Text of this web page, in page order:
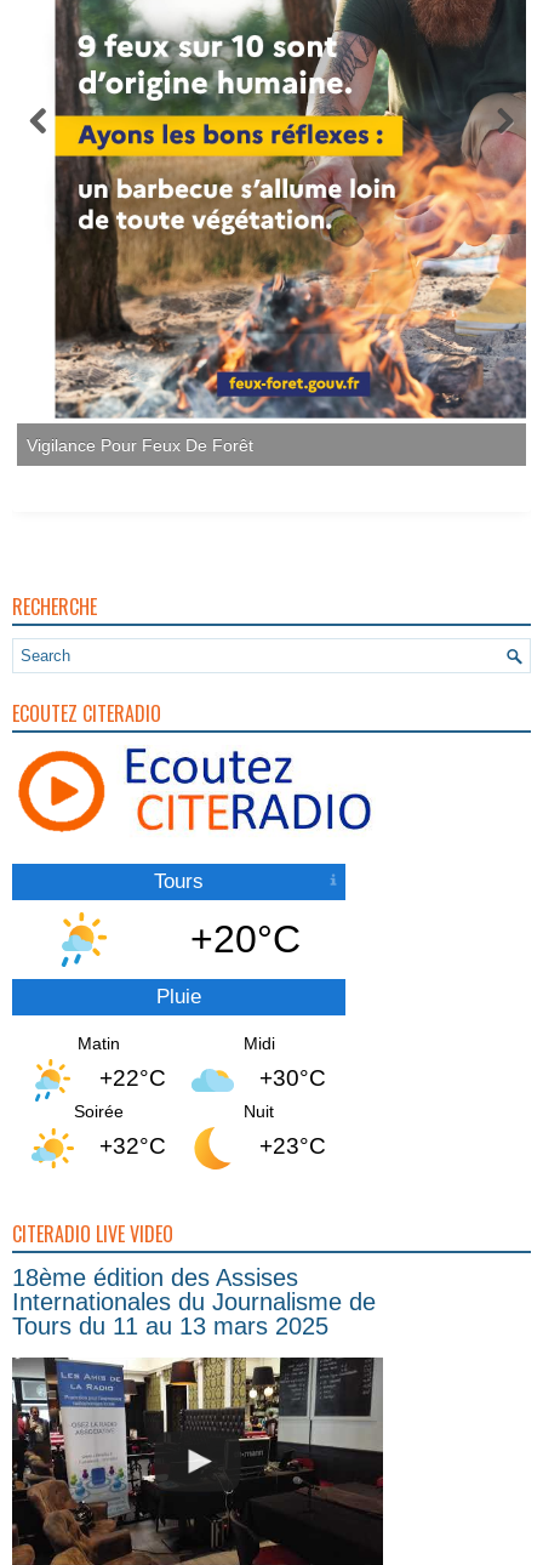
RECHERCHE
ECOUTEZ CITERADIO
Tours
+20°C
Pluie
Matin
+22°C
Midi
+30°C
Soirée
+32°C
Nuit
+23°C
CITERADIO LIVE VIDEO
18ème édition des Assises
Internationales du Journalisme de
Tours du 11 au 13 mars 2025